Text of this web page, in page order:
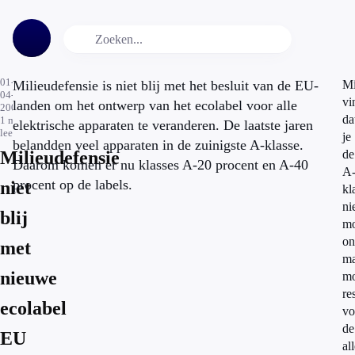
01-
04-
2009
1 min.
leestijd
Milieudefensie
niet
blij
met
nieuwe
ecolabel
EU
Milieudefensie is niet blij met het besluit van de EU-
landen om het ontwerp van het ecolabel voor alle
elektrische apparaten te veranderen. De laatste jaren
belandden veel apparaten in de zuinigste A-klasse.
Daarom komen er nu klasses A-20 procent en A-40
procent op de labels.
je
de
A-
de